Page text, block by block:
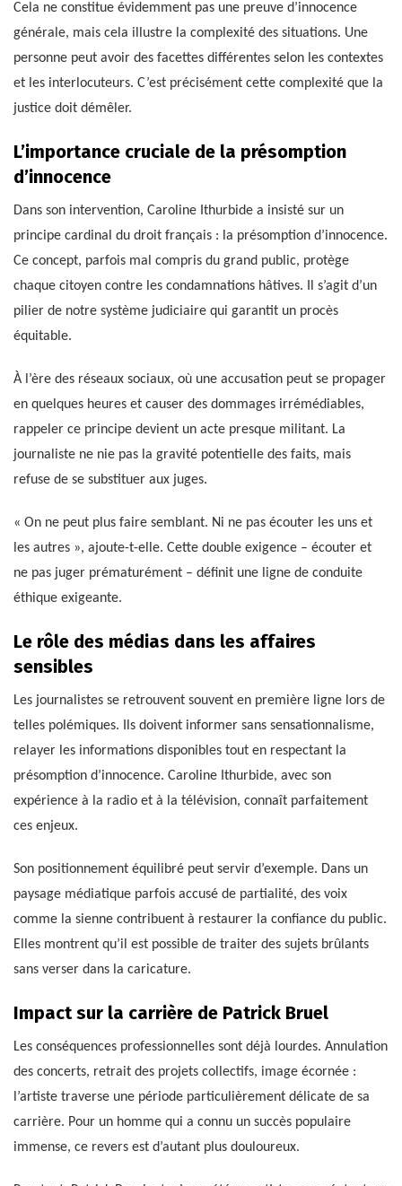
Cela ne constitue évidemment pas une preuve d’innocence
générale, mais cela illustre la complexité des situations. Une
personne peut avoir des facettes différentes selon les contextes
et les interlocuteurs. C’est précisément cette complexité que la
justice doit démêler.
L’importance cruciale de la présomption
d’innocence
Dans son intervention, Caroline Ithurbide a insisté sur un
principe cardinal du droit français : la présomption d’innocence.
Ce concept, parfois mal compris du grand public, protège
chaque citoyen contre les condamnations hâtives. Il s’agit d’un
pilier de notre système judiciaire qui garantit un procès
équitable.
À l’ère des réseaux sociaux, où une accusation peut se propager
en quelques heures et causer des dommages irrémédiables,
rappeler ce principe devient un acte presque militant. La
journaliste ne nie pas la gravité potentielle des faits, mais
refuse de se substituer aux juges.
« On ne peut plus faire semblant. Ni ne pas écouter les uns et
les autres », ajoute-t-elle. Cette double exigence – écouter et
ne pas juger prématurément – définit une ligne de conduite
éthique exigeante.
Le rôle des médias dans les affaires
sensibles
Les journalistes se retrouvent souvent en première ligne lors de
telles polémiques. Ils doivent informer sans sensationnalisme,
relayer les informations disponibles tout en respectant la
présomption d’innocence. Caroline Ithurbide, avec son
expérience à la radio et à la télévision, connaît parfaitement
ces enjeux.
Son positionnement équilibré peut servir d’exemple. Dans un
paysage médiatique parfois accusé de partialité, des voix
comme la sienne contribuent à restaurer la confiance du public.
Elles montrent qu’il est possible de traiter des sujets brûlants
sans verser dans la caricature.
Impact sur la carrière de Patrick Bruel
Les conséquences professionnelles sont déjà lourdes. Annulation
des concerts, retrait des projets collectifs, image écornée :
l’artiste traverse une période particulièrement délicate de sa
carrière. Pour un homme qui a connu un succès populaire
immense, ce revers est d’autant plus douloureux.